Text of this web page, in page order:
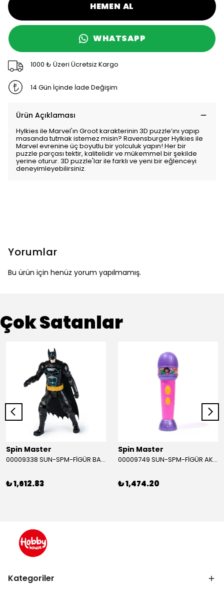
HEMEN AL
WHATSAPP
1000 ₺ Üzeri Ücretsiz Kargo
14 Gün İçinde İade Değişim
Ürün Açıklaması
Hylkies ile Marvel'ın Groot karakterinin 3D puzzle’ını yapıp
masanda tutmak istemez misin? Ravensburger Hylkies ile
Marvel evrenine üç boyutlu bir yolculuk yapın! Her bir
puzzle parçası tektir, kalitelidir ve mükemmel bir şekilde
yerine oturur. 3D puzzle'lar ile farklı ve yeni bir eğlenceyi
deneyimleyebilirsiniz.
Yorumlar
Bu ürün için henüz yorum yapılmamış.
Çok Satanlar
Spin Master
00009338 SUN-SPM-FİGÜR BATMAN NİNJA STRIKE 30 CM. EXC.
₺ 1,612.83
Spin Master
00009749 SUN-SPM-FİGÜR AKS. DORA MİKROFON YAĞMUR ORMANI RİTMİ (DORA) SESLİ
₺ 1,474.20
Kategoriler